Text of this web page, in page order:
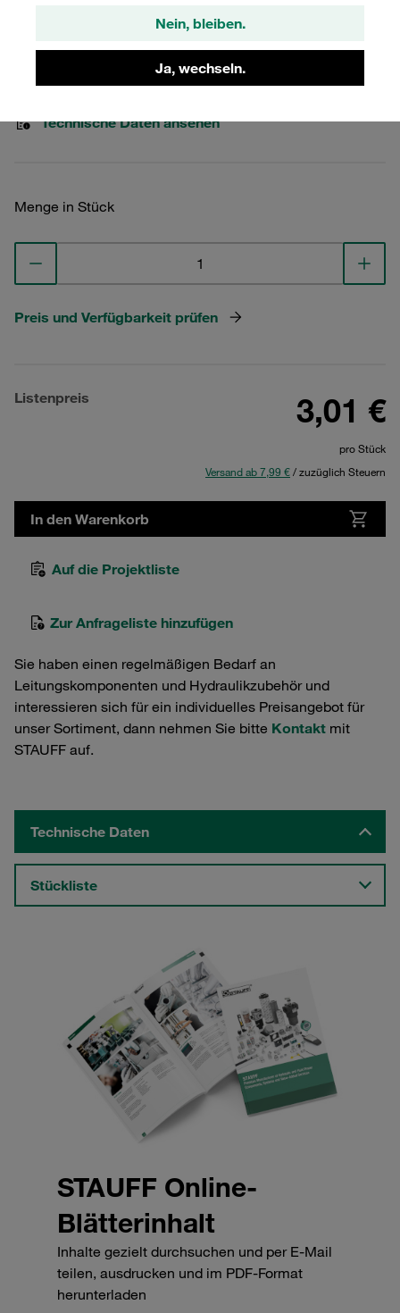
Nein, bleiben.
Ja, wechseln.
SP-215-PP-ES-AS-M-W10
STAUFF Materialnr. 1110000734
Technische Daten ansehen
Menge in Stück
Preis und Verfügbarkeit prüfen
Listenpreis 3,01 €
pro Stück
Versand ab 7,99 €/ zuzüglich Steuern
In den Warenkorb
Auf die Projektliste
Zur Anfrageliste hinzufügen
Sie haben einen regelmäßigen Bedarf an
Leitungskomponenten und Hydraulikzubehör und
interessieren sich für ein individuelles Preisangebot für
unser Sortiment, dann nehmen Sie bitte Kontakt mit
STAUFF auf.
Technische Daten
Stückliste
STAUFF Online-
Blätterinhalt
Inhalte gezielt durchsuchen und per E-Mail
teilen, ausdrucken und im PDF-Format
herunterladen